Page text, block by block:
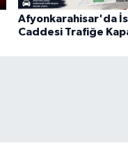
Afyonkarahisar'da
Caddesi Trafiğe